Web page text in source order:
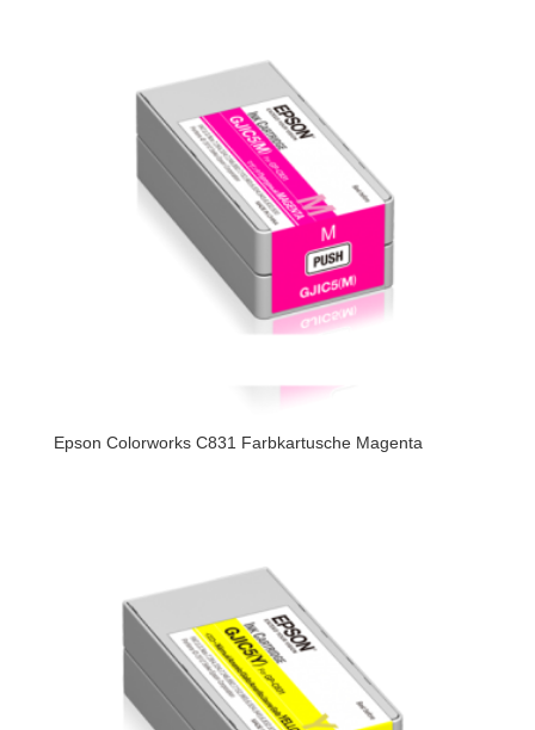
Epson Colorworks C831 Farbkartusche Magenta